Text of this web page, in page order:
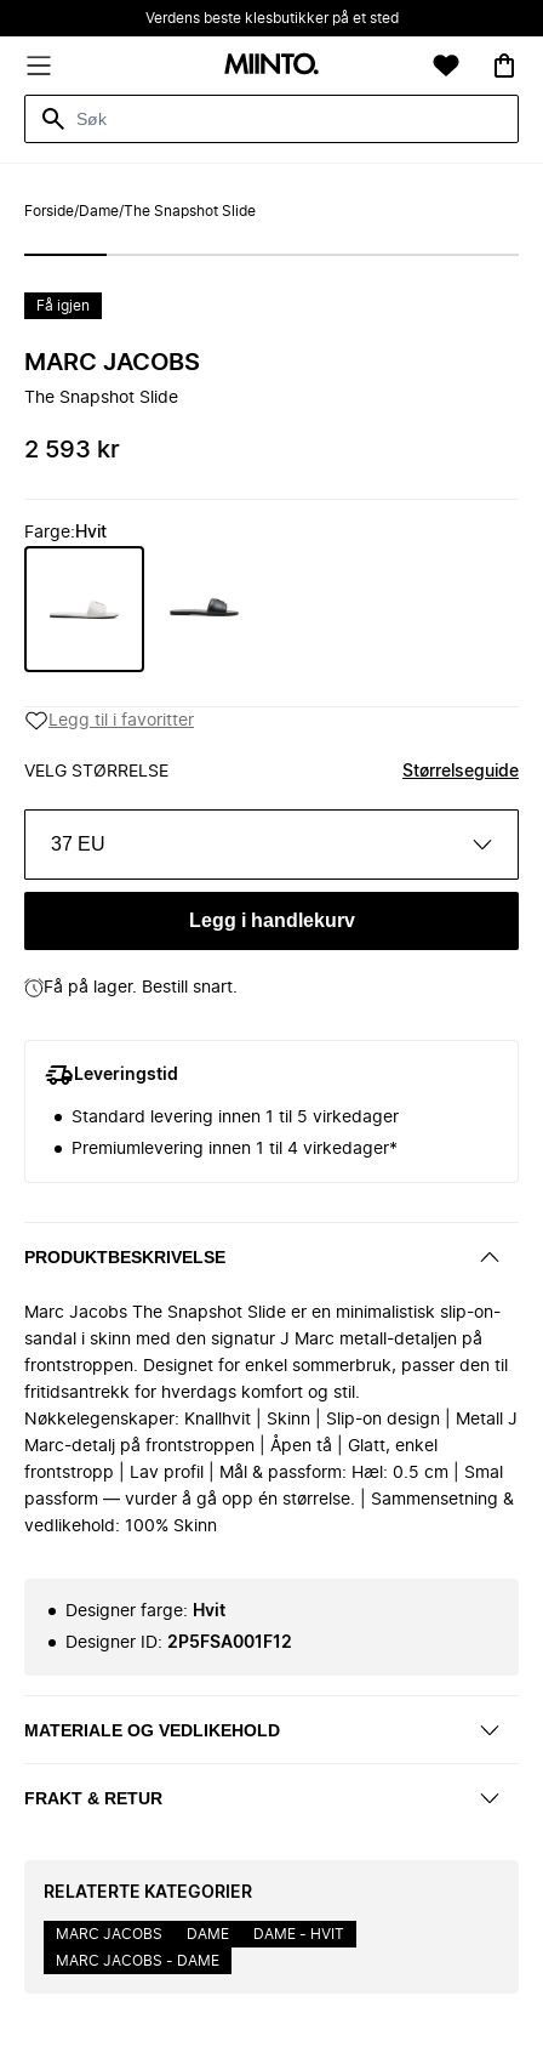
Verdens beste klesbutikker på et sted
Forside/Dame/The Snapshot Slide
Få igjen
MARC JACOBS
The Snapshot Slide
2 593 kr
Farge: Hvit
Legg til i favoritter
VELG STØRRELSE Størrelseguide
37 EU
Legg i handlekurv
Få på lager. Bestill snart.
Leveringstid
Standard levering innen 1 til 5 virkedager
Premiumlevering innen 1 til 4 virkedager*
PRODUKTBESKRIVELSE
Marc Jacobs The Snapshot Slide er en minimalistisk slip-on-
sandal i skinn med den signatur J Marc metall-detaljen på
frontstroppen. Designet for enkel sommerbruk, passer den til
fritidsantrekk for hverdags komfort og stil.
Nøkkelegenskaper: Knallhvit | Skinn | Slip-on design | Metall J
Marc-detalj på frontstroppen | Åpen tå | Glatt, enkel
frontstropp | Lav profil | Mål & passform: Hæl: 0.5 cm | Smal
passform — vurder å gå opp én størrelse. | Sammensetning &
vedlikehold: 100% Skinn
Designer farge: Hvit
Designer ID: 2P5FSA001F12
MATERIALE OG VEDLIKEHOLD
FRAKT & RETUR
RELATERTE KATEGORIER
MARC JACOBS DAME
DAME - HVIT
MARC JACOBS - DAME